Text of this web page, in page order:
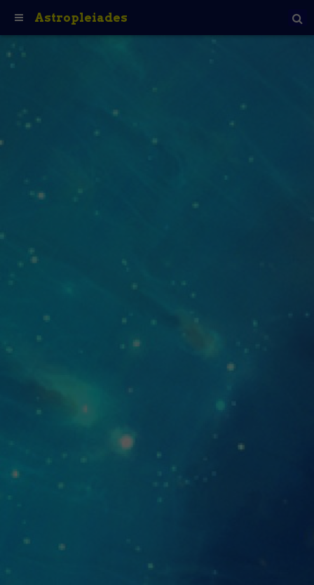
Astropleiades